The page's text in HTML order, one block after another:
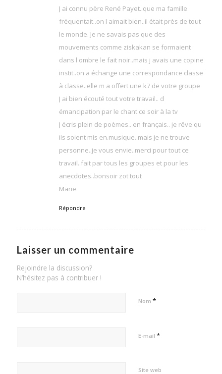
J ai connu père René Payet..que ma famille
fréquentait..on l aimait bien..il était près de tout
le monde. Je ne savais pas que des
mouvements comme ziskakan se formaient
dans l ombre le fait noir..mais j avais une copine
instit..on a échange une correspondance classe
à classe..elle m a offert une k7 de votre groupe
J ai bien écouté tout votre travail.. d
émancipation par le chant ce soir à la tv
J écris plein de poèmes.. en français.. je rêve qu
ils soient mis en.musique..mais je ne trouve
personne..je vous envie..merci pour tout ce
travail..fait par tous les groupes et pour les
anecdotes..bonsoir zot tout
Marie
Répondre
Laisser un commentaire
Rejoindre la discussion?
N’hésitez pas à contribuer !
Nom *
E-mail *
Site web